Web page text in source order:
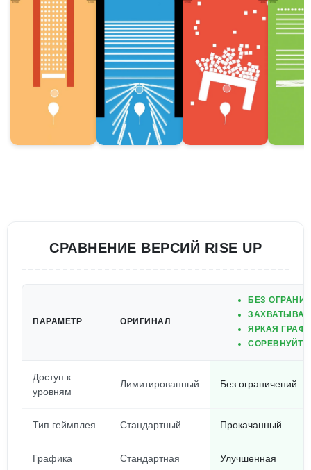
СРАВНЕНИЕ ВЕРСИЙ RISE UP
ПАРАМЕТР ОРИГИНАЛ
БЕЗ
ЯРКАЯ
Доступ к
уровням
Лимитированный Без ограничений
Тип геймплея Стандартный Прокачанный
Графика Стандартная Улучшенная